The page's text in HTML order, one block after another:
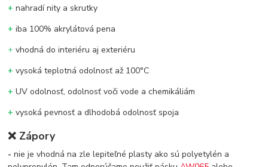
+ nahradí nity a skrutky
+ iba 100% akrylátová pena
+ vhodná do interiéru aj exteriéru
+ vysoká teplotná odolnosť až 100°C
+ UV odolnosť, odolnosť voči vode a chemikáliám
+ vysoká pevnosť a dlhodobá odolnosť spoja
❌ Zápory
- nie je vhodná na zle lepiteľné plasty ako sú polyetylén a